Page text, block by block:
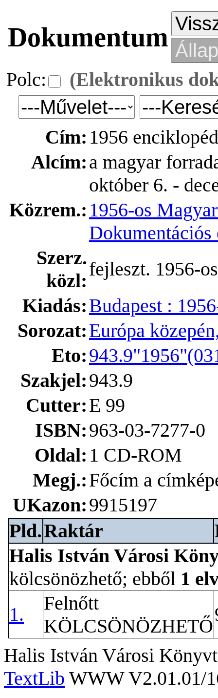
Dokumentum
Polc: (Elektronikus
Cím: 1956
Alcím:a magyar
október 6. -
Közrem.: 1956-os
Szerz.
közl:
fejleszt. 1956-
Kiadás:Budapest :
Sorozat:Európa
Eto:
Szakjel:943.9
Cutter:E 99
ISBN:963-03-7277-0
Oldal: 1 CD-ROM
Megj.:Főcím a
UKazon:9915197
Pld.Raktár
Halis István Városi
kölcsönözhető; ebből 1
1.
Felnőtt
KÖLCSÖNÖZHETŐ
Halis István Városi
TextLib WWW V2.01.01/